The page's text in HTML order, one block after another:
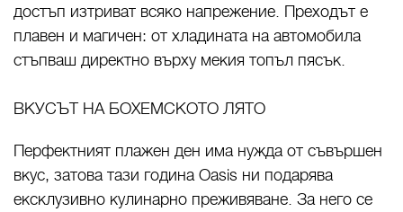
достъп изтриват всяко напрежение. Преходът е
плавен и магичен: от хладината на автомобила
стъпваш директно върху мекия топъл пясък.
ВКУСЪТ НА БОХЕМСКОТО ЛЯТО
Перфектният плажен ден има нужда от съвършен
вкус, затова тази година Oasis ни подарява
ексклузивно кулинарно преживяване. За него се